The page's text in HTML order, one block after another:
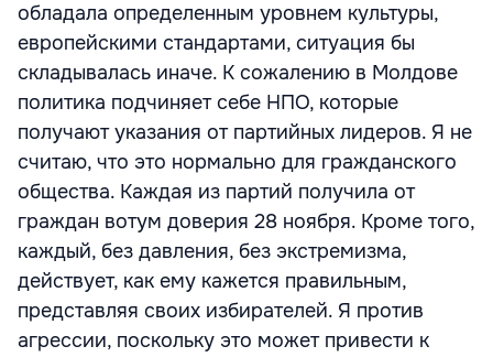
обладала определенным уровнем культуры,
европейскими стандартами, ситуация бы
складывалась иначе. К сожалению в Молдове
политика подчиняет себе НПО, которые
получают указания от партийных лидеров. Я не
считаю, что это нормально для гражданского
общества. Каждая из партий получила от
граждан вотум доверия 28 ноября. Кроме того,
каждый, без давления, без экстремизма,
действует, как ему кажется правильным,
представляя своих избирателей. Я против
агрессии, поскольку это может привести к